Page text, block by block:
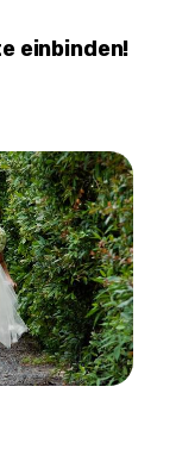
einbinden!